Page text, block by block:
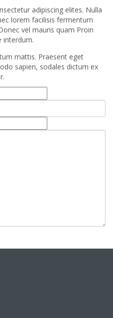
adipiscing elites. Nulla
lorem facilisis fermentum
vel mauris quam Proin
interdum.
mattis. Praesent eget
sapien, sodales dictum ex